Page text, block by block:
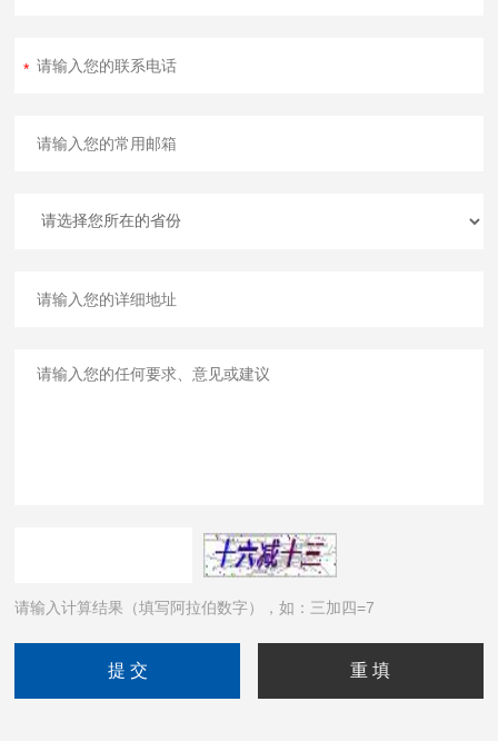
请输入计算结果（填写阿拉伯数字），如：三加四=7